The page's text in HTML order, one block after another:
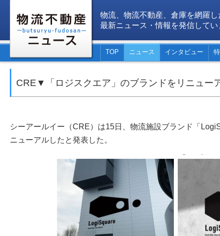
物流、物流不動産、倉庫を網羅し
最新ニュース・情報を発信してい
TOP ニュース インタビュー
CRE▼「ロジスクエア」のブランドをリニュー
シーアールイー（CRE）は15日、物流施設ブランド「
ニューアルしたと発表した。